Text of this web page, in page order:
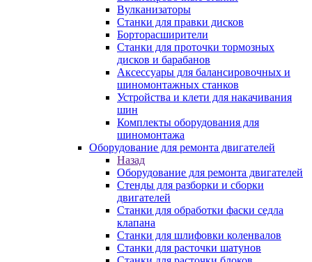
Вулканизаторы
Станки для правки дисков
Борторасширители
Станки для проточки тормозных
дисков и барабанов
Аксессуары для балансировочных и
шиномонтажных станков
Устройства и клети для накачивания
шин
Комплекты оборудования для
шиномонтажа
Оборудование для ремонта двигателей
Назад
Оборудование для ремонта двигателей
Стенды для разборки и сборки
двигателей
Станки для обработки фаски седла
клапана
Станки для шлифовки коленвалов
Станки для расточки шатунов